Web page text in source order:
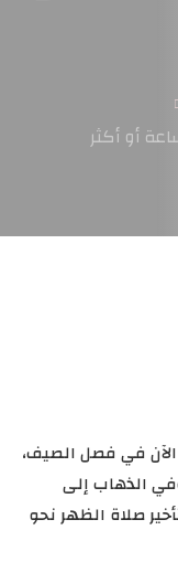
في فصل الصيف،
الذهاب إلى
صلاة الظهر نحو